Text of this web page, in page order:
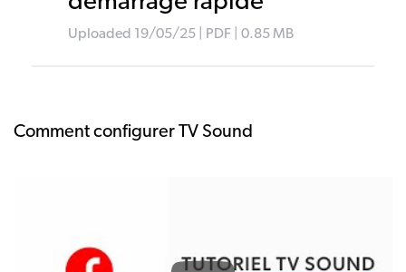
Uploaded 19/05/25 PDF | 0.85 MB
Comment configurer TV Sound